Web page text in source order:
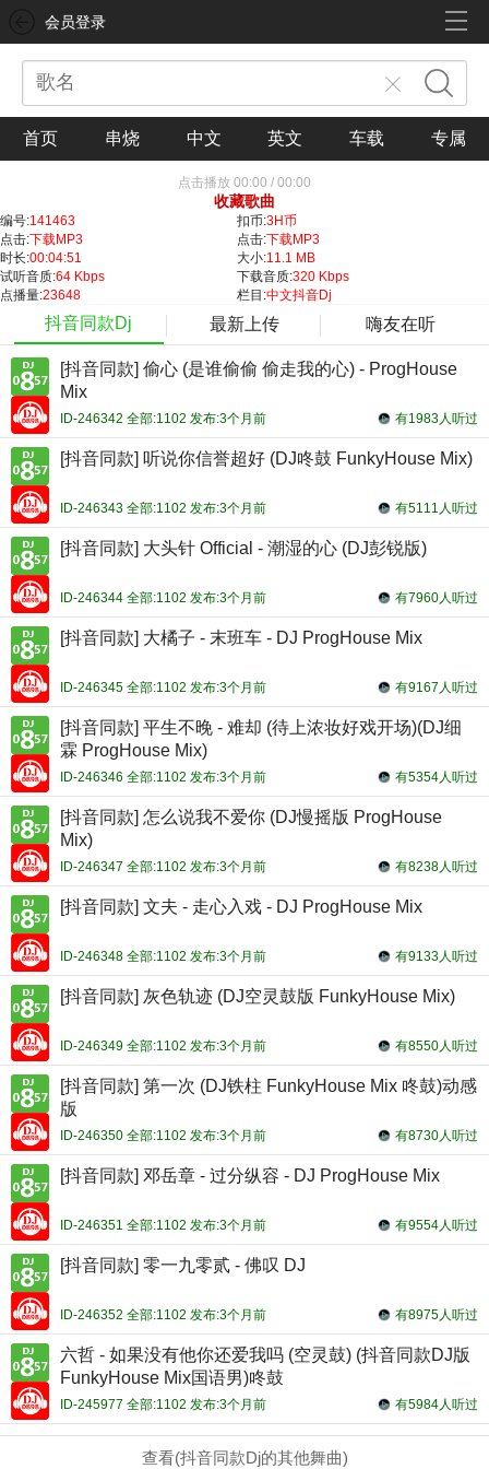
会员登录
首页 串烧 中文 英文 车载 专属
点击播放 00:00 / 00:00
收藏歌曲
编号:141463 扣币:3H币
点击:下载MP3 点击:下载MP3
时长:00:04:51 大小:11.1 MB
试听音质:64 Kbps 下载音质:320 Kbps
点播量:23648 栏目:中文抖音Dj
抖音同款Dj 最新上传 嗨友在听
[抖音同款] 偷心 (是谁偷偷 偷走我的心) - ProgHouse
Mix
有1983人听过
ID-246342 全部:1102 发布:3个月前
[抖音同款] 听说你信誉超好 (DJ咚鼓 FunkyHouse Mix)
有5111人听过
ID-246343 全部:1102 发布:3个月前
[抖音同款] 大头针 Official - 潮湿的心 (DJ彭锐版)
有7960人听过
ID-246344 全部:1102 发布:3个月前
[抖音同款] 大橘子 - 末班车 - DJ ProgHouse Mix
有9167人听过
ID-246345 全部:1102 发布:3个月前
[抖音同款] 平生不晚 - 难却 (待上浓妆好戏开场)(DJ细
霖 ProgHouse Mix)
有5354人听过
ID-246346 全部:1102 发布:3个月前
[抖音同款] 怎么说我不爱你 (DJ慢摇版 ProgHouse
Mix)
有8238人听过
ID-246347 全部:1102 发布:3个月前
[抖音同款] 文夫 - 走心入戏 - DJ ProgHouse Mix
有9133人听过
ID-246348 全部:1102 发布:3个月前
[抖音同款] 灰色轨迹 (DJ空灵鼓版 FunkyHouse Mix)
有8550人听过
ID-246349 全部:1102 发布:3个月前
[抖音同款] 第一次 (DJ铁柱 FunkyHouse Mix 咚鼓)动感
版
有8730人听过
ID-246350 全部:1102 发布:3个月前
[抖音同款] 邓岳章 - 过分纵容 - DJ ProgHouse Mix
有9554人听过
ID-246351 全部:1102 发布:3个月前
[抖音同款] 零一九零贰 - 佛叹 DJ
有8975人听过
ID-246352 全部:1102 发布:3个月前
六哲 - 如果没有他你还爱我吗 (空灵鼓) (抖音同款DJ版
FunkyHouse Mix国语男)咚鼓
有5984人听过
ID-245977 全部:1102 发布:3个月前
查看(抖音同款Dj的其他舞曲)